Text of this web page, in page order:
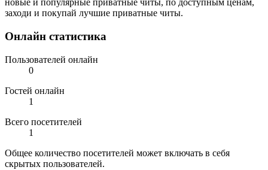
новые и популярные приватные читы, по доступным ценам,
заходи и покупай лучшие приватные читы.
Онлайн статистика
Пользователей онлайн
0
Гостей онлайн
1
Всего посетителей
1
Общее количество посетителей может включать в себя
скрытых пользователей.